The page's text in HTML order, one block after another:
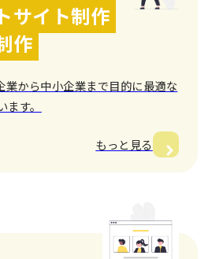
サイト制作
作
業から中小企業まで目的に最適な
す。
もっと見る